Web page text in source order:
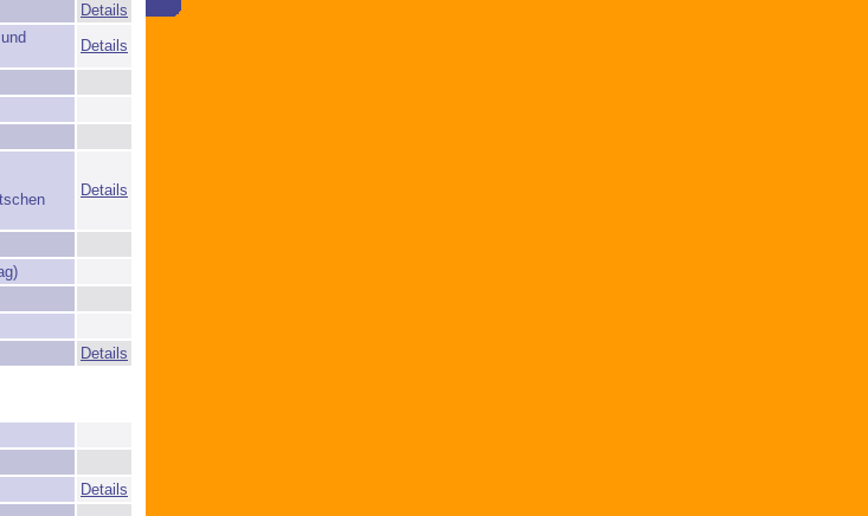
Details
Details
Details
Details
Details